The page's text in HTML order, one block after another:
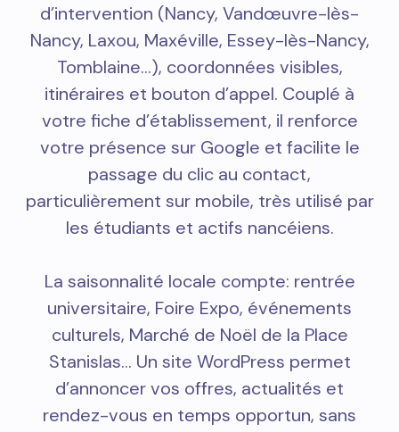
d’intervention (Nancy, Vandœuvre-lès-
Nancy, Laxou, Maxéville, Essey-lès-Nancy,
Tomblaine…), coordonnées visibles,
itinéraires et bouton d’appel. Couplé à
votre fiche d’établissement, il renforce
votre présence sur Google et facilite le
passage du clic au contact,
particulièrement sur mobile, très utilisé par
les étudiants et actifs nancéiens.
La saisonnalité locale compte: rentrée
universitaire, Foire Expo, événements
culturels, Marché de Noël de la Place
Stanislas… Un site WordPress permet
d’annoncer vos offres, actualités et
rendez-vous en temps opportun, sans